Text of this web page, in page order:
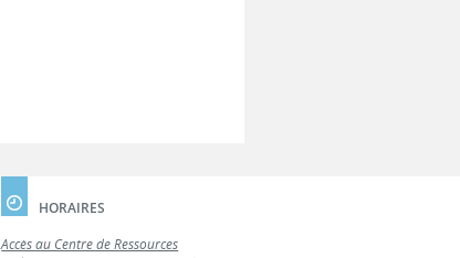
HORAIRES
Accès au Centre de Ressources